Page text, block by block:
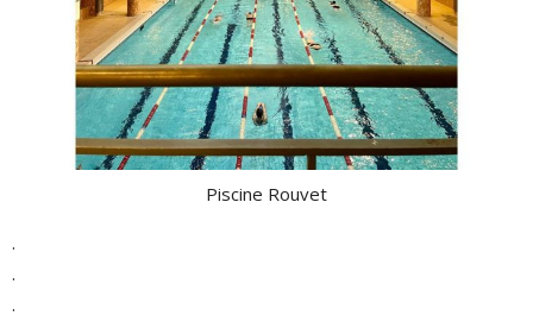
Piscine Rouvet
.
.
.